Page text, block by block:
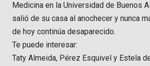
Medicina en la Universidad de Buenos
salió de su casa al anochecer y nunca
de hoy continúa desaparecido.
Te puede interesar:
Taty Almeida, Pérez Esquivel y Estela